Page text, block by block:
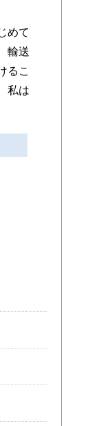
めて
輸送
るこ
私は